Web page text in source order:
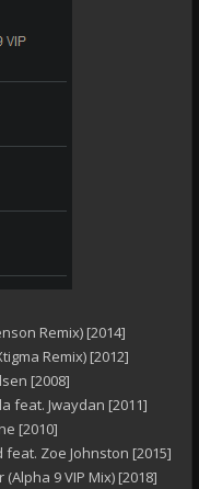
Remix) [2014]
Remix) [2012]
[2008]
feat. Jwaydan [2011]
[2010]
feat. Zoe Johnston [2015]
9 VIP Mix) [2018]